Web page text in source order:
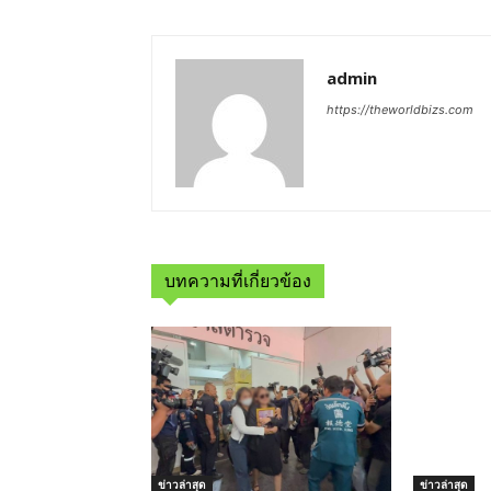
admin
https://theworldbizs.com
บทความที่เกี่ยวข้อง
ข่าวล่าสุด ข่าวล่าสุด